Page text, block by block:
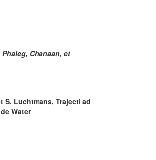
Chanaan, et
S. Luchtmans, Trajecti ad
Water